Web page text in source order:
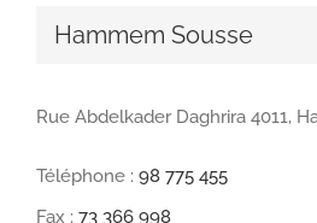
Hammem Sousse
Rue Abdelkader Daghrira 4011,
Téléphone : 98 775 455
Fax : 73 366 998